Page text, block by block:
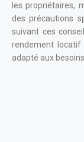
les propriétaires,
des précautions
suivant ces
rendement
adapté aux